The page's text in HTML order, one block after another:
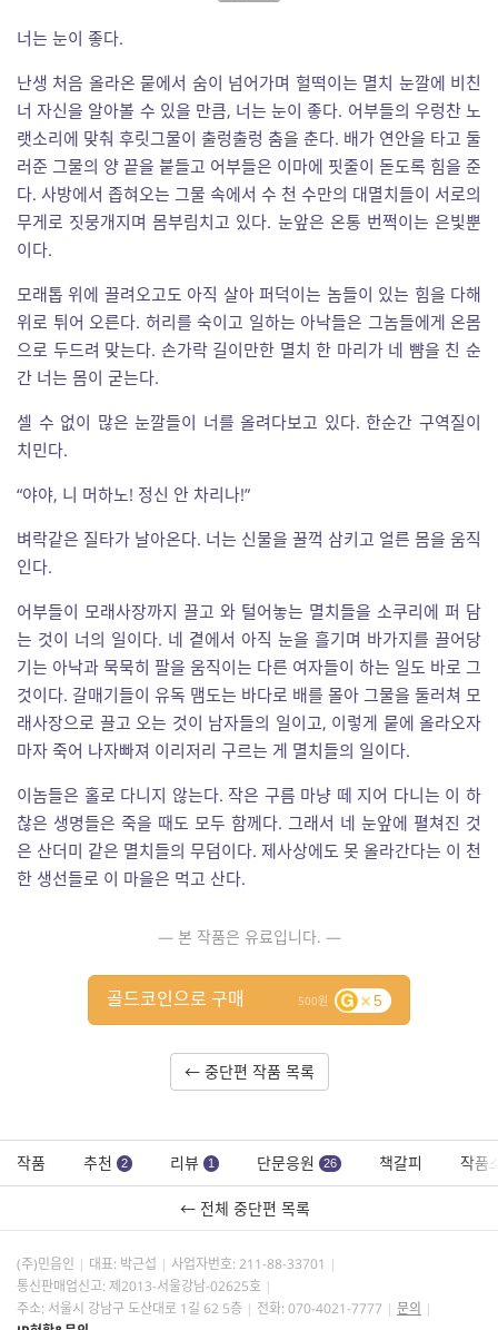
너는 눈이 좋다.
난생 처음 올라온 뭍에서 숨이 넘어가며 헐떡이는 멸치 눈깔에 비친
너 자신을 알아볼 수 있을 만큼, 너는 눈이 좋다. 어부들의 우렁찬 노
랫소리에 맞춰 후릿그물이 출렁출렁 춤을 춘다. 배가 연안을 타고 둘
러준 그물의 양 끝을 붙들고 어부들은 이마에 핏줄이 돋도록 힘을 준
다. 사방에서 좁혀오는 그물 속에서 수 천 수만의 대멸치들이 서로의
무게로 짓뭉개지며 몸부림치고 있다. 눈앞은 온통 번쩍이는 은빛뿐
이다.
모래톱 위에 끌려오고도 아직 살아 퍼덕이는 놈들이 있는 힘을 다해
위로 튀어 오른다. 허리를 숙이고 일하는 아낙들은 그놈들에게 온몸
으로 두드려 맞는다. 손가락 길이만한 멸치 한 마리가 네 뺨을 친 순
간 너는 몸이 굳는다.
셀 수 없이 많은 눈깔들이 너를 올려다보고 있다. 한순간 구역질이
치민다.
“야야, 니 머하노! 정신 안 차리나!”
벼락같은 질타가 날아온다. 너는 신물을 꿀꺽 삼키고 얼른 몸을 움직
인다.
어부들이 모래사장까지 끌고 와 털어놓는 멸치들을 소쿠리에 퍼 담
는 것이 너의 일이다. 네 곁에서 아직 눈을 흘기며 바가지를 끌어당
기는 아낙과 묵묵히 팔을 움직이는 다른 여자들이 하는 일도 바로 그
것이다. 갈매기들이 유독 맴도는 바다로 배를 몰아 그물을 둘러쳐 모
래사장으로 끌고 오는 것이 남자들의 일이고, 이렇게 뭍에 올라오자
마자 죽어 나자빠져 이리저리 구르는 게 멸치들의 일이다.
이놈들은 홀로 다니지 않는다. 작은 구름 마냥 떼 지어 다니는 이 하
찮은 생명들은 죽을 때도 모두 함께다. 그래서 네 눈앞에 펼쳐진 것
은 산더미 같은 멸치들의 무덤이다. 제사상에도 못 올라간다는 이 천
한 생선들로 이 마을은 먹고 산다.
— 본 작품은 유료입니다. —
500 5
골드코인으로 구매
← 중단편 작품 목록
작품 추천 2 리뷰 1 단문응원 26 책갈피 작품
← 전체 중단편 목록
(주)민음인 대표: 박근섭 사업자번호: 211-88-33701
통신판매업신고: 제2013-서울강남-02625호
주소: 서울시 강남구 도산대로 1길 62 5층
전화: 070-4021-7777
문의